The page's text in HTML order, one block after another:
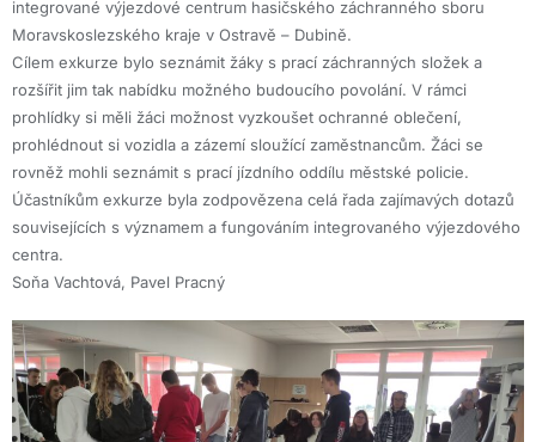
integrované výjezdové centrum hasičského záchranného sboru
Moravskoslezského kraje v Ostravě – Dubině.
Cílem exkurze bylo seznámit žáky s prací záchranných složek a
rozšířit jim tak nabídku možného budoucího povolání. V rámci
prohlídky si měli žáci možnost vyzkoušet ochranné oblečení,
prohlédnout si vozidla a zázemí sloužící zaměstnancům. Žáci se
rovněž mohli seznámit s prací jízdního oddílu městské policie.
Účastníkům exkurze byla zodpovězena celá řada zajímavých dotazů
souvisejících s významem a fungováním integrovaného výjezdového
centra.
Soňa Vachtová, Pavel Pracný